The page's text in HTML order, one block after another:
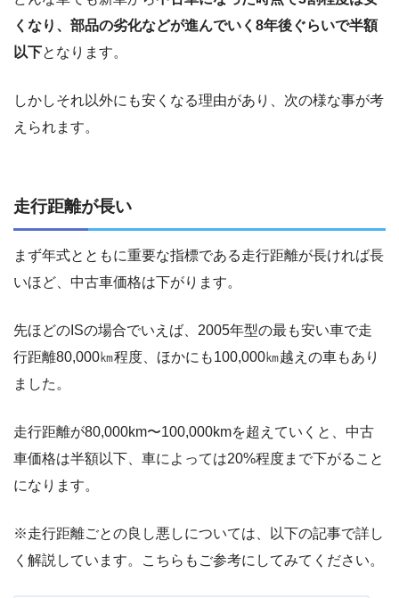
くなり、部品の劣化などが進んでいく8年後ぐらいで半額
以下となります。
しかしそれ以外にも安くなる理由があり、次の様な事が考
えられます。
走行距離が長い
まず年式とともに重要な指標である走行距離が長ければ長
いほど、中古車価格は下がります。
先ほどのISの場合でいえば、2005年型の最も安い車で走
行距離80,000㎞程度、ほかにも100,000㎞越えの車もあり
ました。
走行距離が80,000km〜100,000kmを超えていくと、中古
車価格は半額以下、車によっては20%程度まで下がること
になります。
※走行距離ごとの良し悪しについては、以下の記事で詳し
く解説しています。こちらもご参考にしてみてください。